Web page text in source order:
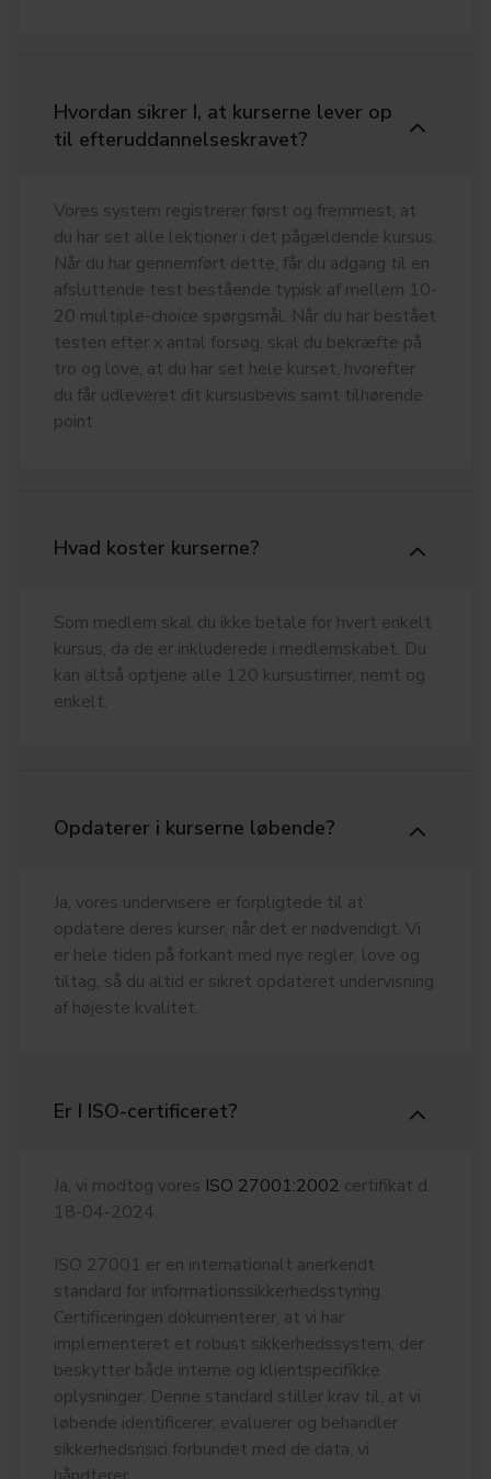
Hvordan sikrer I, at kurserne lever op
til efteruddannelseskravet?
Vores system registrerer først og fremmest, at
du har set alle lektioner i det pågældende kursus.
Når du har gennemført dette, får du adgang til en
afsluttende test bestående typisk af mellem 10-
20 multiple-choice spørgsmål. Når du har bestået
testen efter x antal forsøg, skal du bekræfte på
tro og love, at du har set hele kurset, hvorefter
du får udleveret dit kursusbevis samt tilhørende
point.
Hvad koster kurserne?
Som medlem skal du ikke betale for hvert enkelt
kursus, da de er inkluderede i medlemskabet. Du
kan altså optjene alle 120 kursustimer, nemt og
enkelt.
Opdaterer i kurserne løbende?
Ja, vores undervisere er forpligtede til at
opdatere deres kurser, når det er nødvendigt. Vi
er hele tiden på forkant med nye regler, love og
tiltag, så du altid er sikret opdateret undervisning
af højeste kvalitet.
Er I ISO-certificeret?
Ja, vi modtog vores ISO 27001:2002 certifikat d.
18-04-2024.
ISO 27001 er en internationalt anerkendt
standard for informationssikkerhedsstyring.
Certificeringen dokumenterer, at vi har
implementeret et robust sikkerhedssystem, der
beskytter både interne og klientspecifikke
oplysninger. Denne standard stiller krav til, at vi
løbende identificerer, evaluerer og behandler
sikkerhedsrisici forbundet med de data, vi